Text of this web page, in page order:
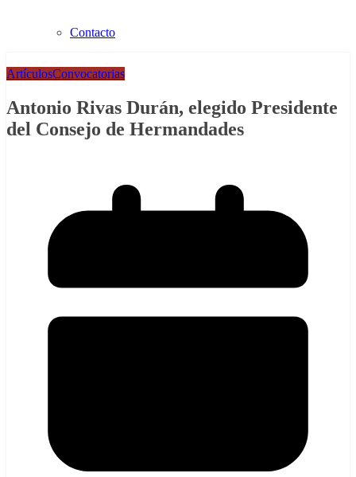
Contacto
ArtículosConvocatorias
Antonio Rivas Durán, elegido Presidente
del Consejo de Hermandades